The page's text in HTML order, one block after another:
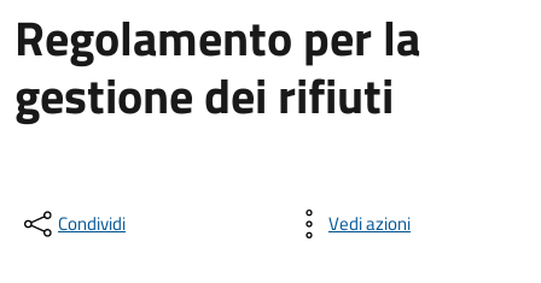
Regolamento per la
gestione dei rifiuti
Condividi Vedi azioni